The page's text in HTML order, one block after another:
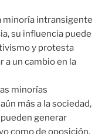
minoría intransigente
su influencia puede
y protesta
a un cambio en la
minorías
más a la sociedad,
generar